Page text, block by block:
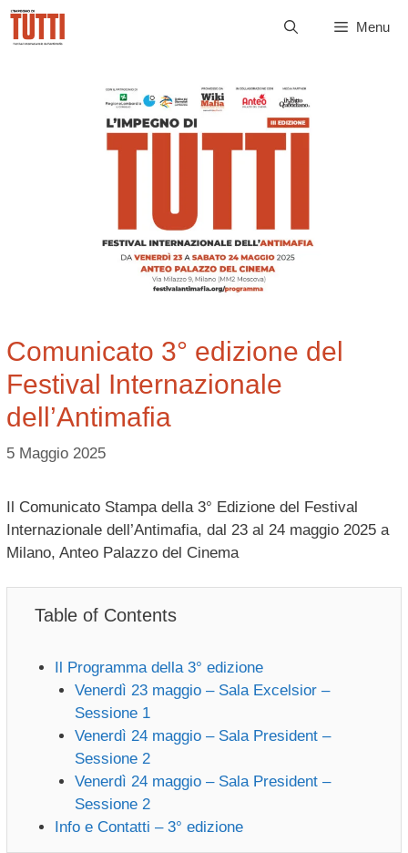
Vai
Menu
Comunicato 3° edizione del
Festival Internazionale
dell’Antimafia
5 Maggio 2025
Il Comunicato Stampa della 3° Edizione del Festival
Internazionale dell’Antimafia, dal 23 al 24 maggio 2025 a
Milano, Anteo Palazzo del Cinema
Table of Contents
Il Programma della 3° edizione
Venerdì 23 maggio – Sala Excelsior –
Sessione 1
Venerdì 24 maggio – Sala President –
Sessione 2
Venerdì 24 maggio – Sala President –
Sessione 2
Info e Contatti – 3° edizione